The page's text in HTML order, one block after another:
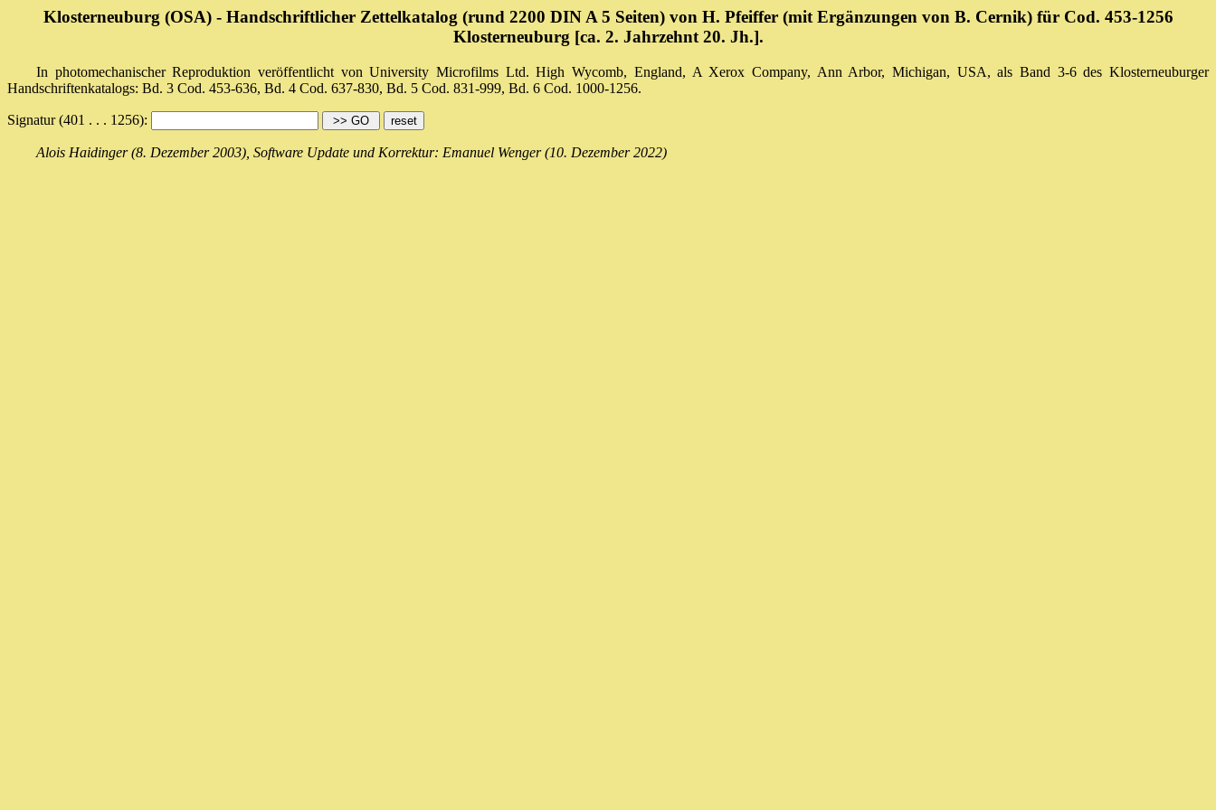
Klosterneuburg (OSA) - Handschriftlicher Zettelkatalog (rund 2200 DIN A 5 Seiten) von H. Pfeiffer (mit Ergänzungen von B. Cernik) für Cod. 453-1256
Klosterneuburg [ca. 2. Jahrzehnt 20. Jh.].
In photomechanischer Reproduktion veröffentlicht von University Microfilms Ltd. High Wycomb, England, A Xerox Company, Ann Arbor, Michigan, USA, als Band 3-6 des Klosterneuburger
Handschriftenkatalogs: Bd. 3 Cod. 453-636, Bd. 4 Cod. 637-830, Bd. 5 Cod. 831-999, Bd. 6 Cod. 1000-1256.
Signatur (401 . . . 1256):
Alois Haidinger (8. Dezember 2003), Software Update und Korrektur: Emanuel Wenger (10. Dezember 2022)